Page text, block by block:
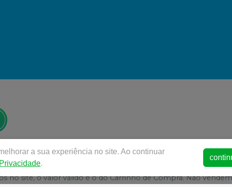
| INOVA PRO COMERCIO DE PRODUTOS
- SP | Política de Privacidade e Segurança - Fotos meramente
no site, o valor válido é o do Carrinho de Compra. Não
a sua experiência no site. Ao continuar
.